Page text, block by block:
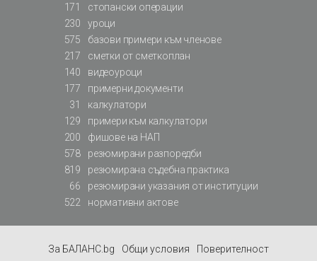
171
стопански операции
230
уроци
575
базови примери към членове
217
сметки от сметкоплан
140
видеоуроци
177
примерни документи
31
калкулатори
129
примери към калкулатори
200
фишове на НАП
578
резюмирани разпоредби
819
резюмирана съдебна практика
66
резюмирани указания от институции
522
нормативни актове
За БАЛАНС.bg Общи условия Поверителност